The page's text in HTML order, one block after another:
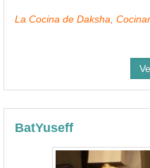
La Cocina de Daksha,
BatYuseff